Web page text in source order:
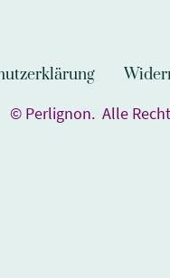
© Perlignon. Alle